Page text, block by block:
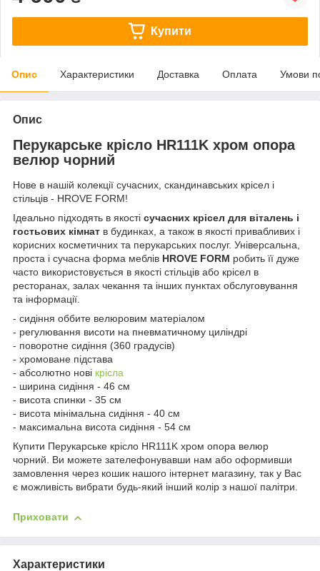
Купити
Опис Характеристики Доставка Оплата Умови
Опис
Перукарське крісло HR111K хром опора
велюр чорний
Нове в нашій колекції сучасних, скандинавських крісел і
стільців - HROVE FORM!
Ідеально підходять в якості сучасних крісел для віталень і
гостьових кімнат в будинках, а також в якості привабливих і
корисних косметичних та перукарських послуг. Універсальна,
проста і сучасна форма меблів HROVE FORM робить її дуже
часто використовується в якості стільців або крісел в
ресторанах, залах чекання та інших пунктах обслуговування
та інформації.
- сидіння оббите велюровим матеріалом
- регулювання висоти на пневматичному циліндрі
- поворотне сидіння (360 градусів)
- хромоване підстава
- абсолютно нові крісла
- ширина сидіння - 46 см
- висота спинки - 35 см
- висота мінімальна сидіння - 40 см
- максимальна висота сидіння - 54 см
Купити Перукарське крісло HR111K хром опора велюр
чорний. Ви можете зателефонувавши нам або оформивши
замовлення через кошик нашого інтернет магазину, так у Вас
є можливість вибрати будь-який інший колір з нашої палітри.
Приховати
Характеристики